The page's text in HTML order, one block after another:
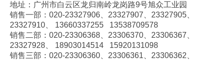
地址：广州市白云区龙归南岭龙岗路9号旭众工业园
销售一部：020-23327906、 23327907、 23327905、
23327910、
13660337255 13538709578
销售二部：020-23306368、 23306370、 23306367、
23327928、
18903014514 15920131098
销售三部：020-23306360、 23306361、 23306362、